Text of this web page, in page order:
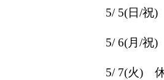
5/ 5(日/祝
5/ 6(月/祝)
5/ 7(火)